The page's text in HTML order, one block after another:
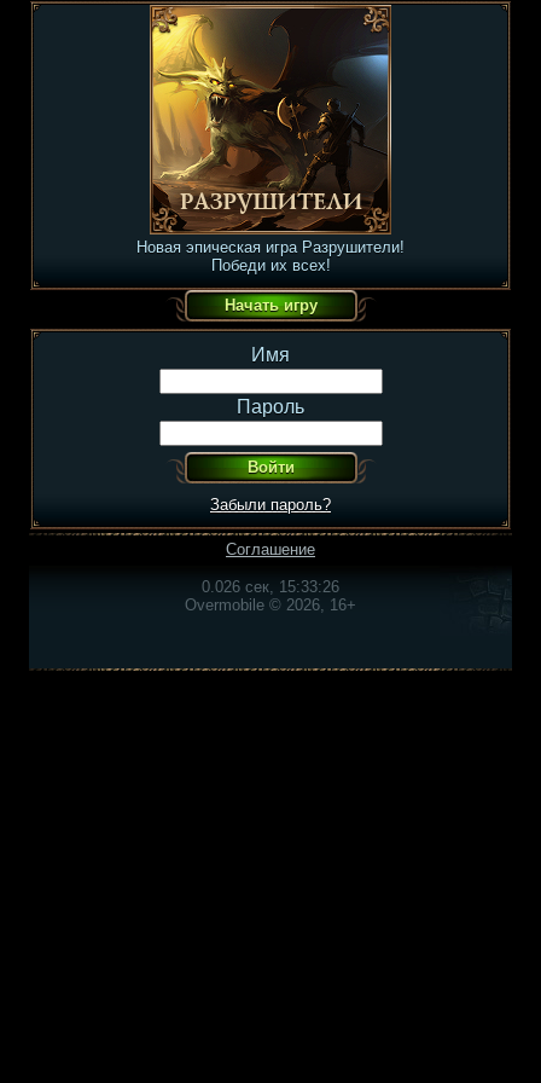
Новая эпическая игра Разрушители!
Победи их всех!
Имя
Пароль
Забыли пароль?
Соглашение
0.026 сек, 15:33:26
Overmobile © 2026, 16+